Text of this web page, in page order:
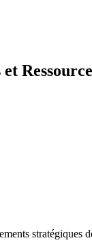
stratégiques